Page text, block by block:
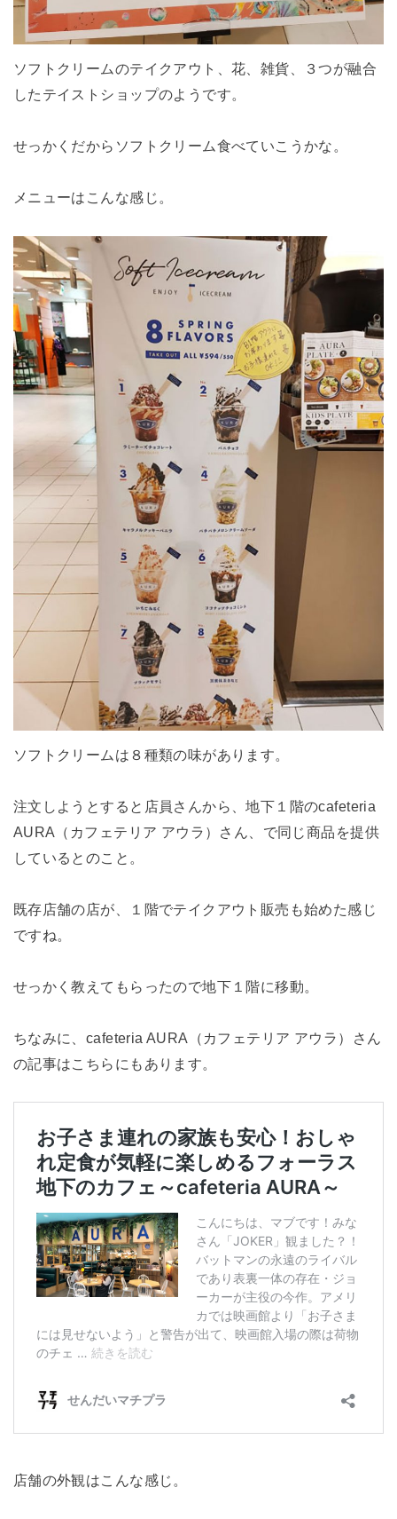
ソフトクリームのテイクアウト、花、雑貨、３つが融合
したテイストショップのようです。
せっかくだからソフトクリーム食べていこうかな。
メニューはこんな感じ。
ソフトクリームは８種類の味があります。
注文しようとすると店員さんから、地下１階のcafeteria
AURA（カフェテリア アウラ）さん、で同じ商品を提供
しているとのこと。
既存店舗の店が、１階でテイクアウト販売も始めた感じ
ですね。
せっかく教えてもらったので地下１階に移動。
ちなみに、cafeteria AURA（カフェテリア アウラ）さん
の記事はこちらにもあります。
店舗の外観はこんな感じ。